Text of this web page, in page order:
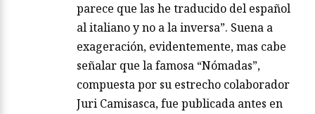
parece que las he traducido del español
al italiano y no a la inversa”. Suena a
exageración, evidentemente, mas cabe
señalar que la famosa “Nómadas”,
compuesta por su estrecho colaborador
Juri Camisasca, fue publicada antes en